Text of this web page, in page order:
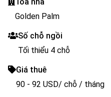
Golden Palm
Số chỗ ngồi
Tối thiểu 4 chỗ
Giá thuê
90 - 92 USD/ chỗ / tháng